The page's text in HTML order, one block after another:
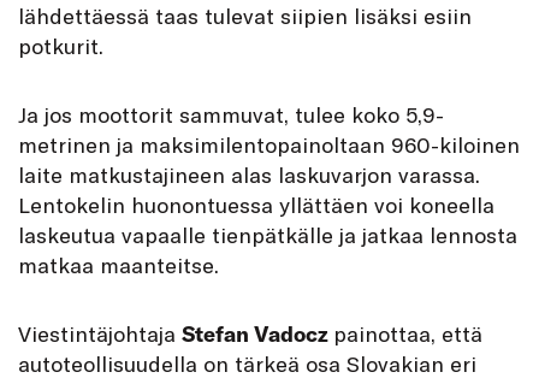
lähdettäessä taas tulevat siipien lisäksi esiin
potkurit.
Ja jos moottorit sammuvat, tulee koko 5,9-
metrinen ja maksimilentopainoltaan 960-kiloinen
laite matkustajineen alas laskuvarjon varassa.
Lentokelin huonontuessa yllättäen voi koneella
laskeutua vapaalle tienpätkälle ja jatkaa lennosta
matkaa maanteitse.
Viestintäjohtaja Stefan Vadocz painottaa, että
autoteollisuudella on tärkeä osa Slovakian eri